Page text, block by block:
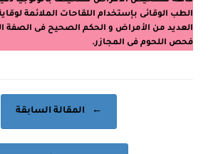
الطب الوقائى بإستخدام اللقاحات الملائمة
العديد من الأمراض و الحكم الصحيح فى الصفة
فحص اللحوم فى المجازر.
← المقالة السابقة